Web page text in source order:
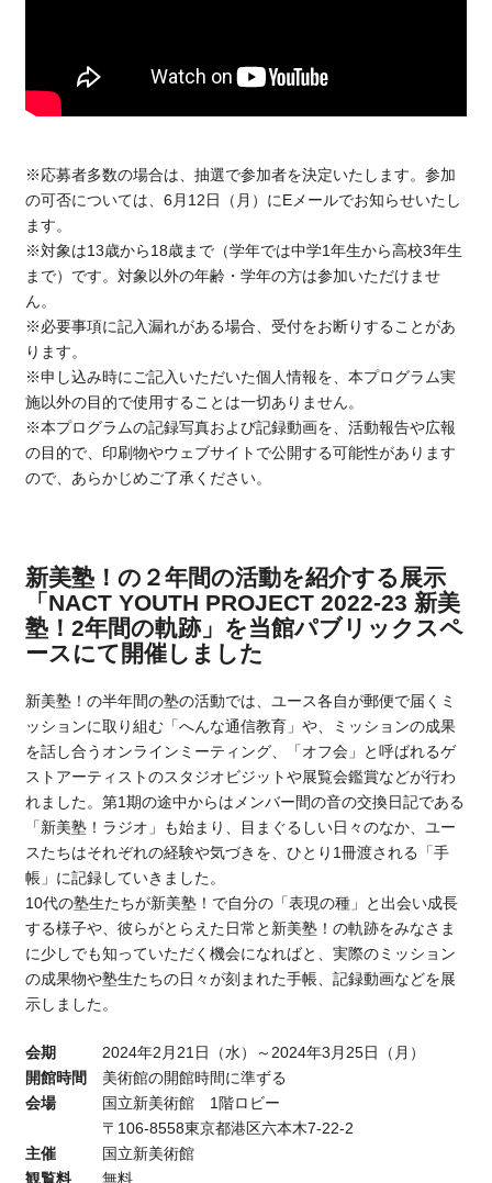
※応募者多数の場合は、抽選で参加者を決定いたします。参加
の可否については、6月12日（月）にEメールでお知らせいたし
ます。
※対象は13歳から18歳まで（学年では中学1年生から高校3年生
まで）です。対象以外の年齢・学年の方は参加いただけませ
ん。
※必要事項に記入漏れがある場合、受付をお断りすることがあ
ります。
※申し込み時にご記入いただいた個人情報を、本プログラム実
施以外の目的で使用することは一切ありません。
※本プログラムの記録写真および記録動画を、活動報告や広報
の目的で、印刷物やウェブサイトで公開する可能性があります
ので、あらかじめご了承ください。
新美塾！の２年間の活動を紹介する展示
「NACT YOUTH PROJECT 2022-23 新美
塾！2年間の軌跡」を当館パブリックスペ
ースにて開催しました
新美塾！の半年間の塾の活動では、ユース各自が郵便で届くミ
ッションに取り組む「へんな通信教育」や、ミッションの成果
を話し合うオンラインミーティング、「オフ会」と呼ばれるゲ
ストアーティストのスタジオビジットや展覧会鑑賞などが行わ
れました。第1期の途中からはメンバー間の音の交換日記である
「新美塾！ラジオ」も始まり、目まぐるしい日々のなか、ユー
スたちはそれぞれの経験や気づきを、ひとり1冊渡される「手
帳」に記録していきました。
10代の塾生たちが新美塾！で自分の「表現の種」と出会い成長
する様子や、彼らがとらえた日常と新美塾！の軌跡をみなさま
に少しでも知っていただく機会になればと、実際のミッション
の成果物や塾生たちの日々が刻まれた手帳、記録動画などを展
示しました。
会期
2024年2月21日（水）～2024年3月25日（月）
開館時間
美術館の開館時間に準ずる
会場
国立新美術館 1階ロビー
〒106-8558東京都港区六本木7-22-2
主催
国立新美術館
観覧料
無料